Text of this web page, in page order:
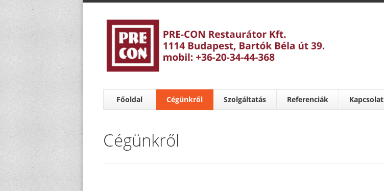
Főoldal Cégünkről Szolgáltatás Referenciák Kapcsolat
Cégünkről